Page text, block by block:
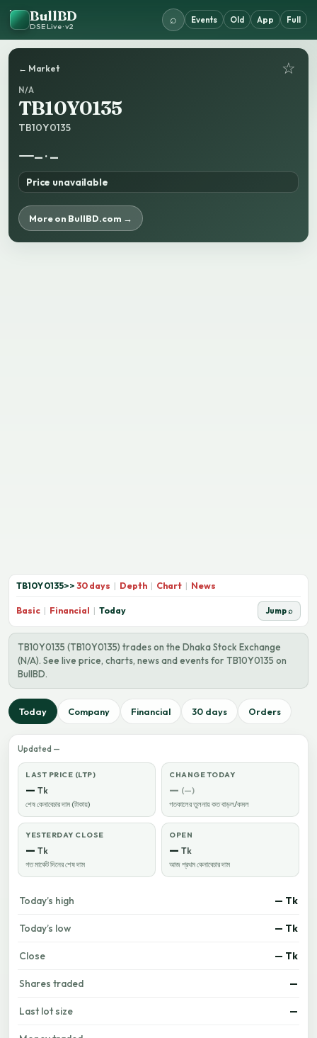
BullBD
DSE Live · v2
⌕ Events Old App Full
← Market ☆
N/A
TB10Y0135
TB10Y0135
—— · —
Price unavailable
More on BullBD.com →
TB10Y0135>> 30 days | Depth | Chart | News
Basic | Financial | Today Jump ⌕
TB10Y0135 (TB10Y0135) trades on the Dhaka Stock Exchange
(N/A). See live price, charts, news and events for TB10Y0135 on
BullBD.
Today Company Financial 30 days Orders
Updated —
LAST PRICE (LTP)
— Tk
শেষ কেনাবেচার দাম (টাকায়)
CHANGE TODAY
— (—)
গতকালের তুলনায় কত বাড়ল/কমল
YESTERDAY CLOSE
— Tk
গত মার্কেট দিনের শেষ দাম
OPEN
— Tk
আজ প্রথম কেনাবেচার দাম
Today’s high — Tk
Today’s low — Tk
Close — Tk
Shares traded —
Last lot size —